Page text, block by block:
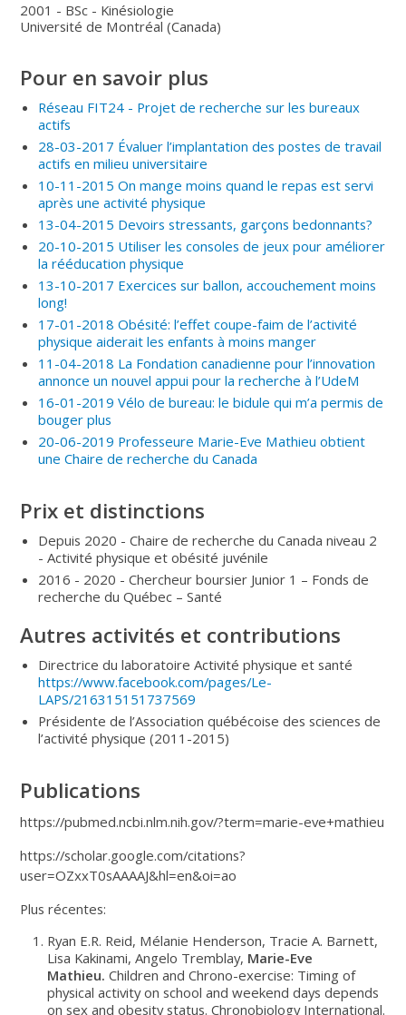
2001 - BSc - Kinésiologie
Université de Montréal (Canada)
Pour en savoir plus
Réseau FIT24 - Projet de recherche sur les bureaux
actifs
28-03-2017 Évaluer l’implantation des postes de travail
actifs en milieu universitaire
10-11-2015 On mange moins quand le repas est servi
après une activité physique
13-04-2015 Devoirs stressants, garçons bedonnants?
20-10-2015 Utiliser les consoles de jeux pour améliorer
la rééducation physique
13-10-2017 Exercices sur ballon, accouchement moins
long!
17-01-2018 Obésité: l’effet coupe-faim de l’activité
physique aiderait les enfants à moins manger
11-04-2018 La Fondation canadienne pour l’innovation
annonce un nouvel appui pour la recherche à l’UdeM
16-01-2019 Vélo de bureau: le bidule qui m’a permis de
bouger plus
20-06-2019 Professeure Marie-Eve Mathieu obtient
une Chaire de recherche du Canada
Prix et distinctions
Depuis 2020 - Chaire de recherche du Canada niveau 2
- Activité physique et obésité juvénile
2016 - 2020 - Chercheur boursier Junior 1 – Fonds de
recherche du Québec – Santé
Autres activités et contributions
Directrice du laboratoire Activité physique et santé
https://www.facebook.com/pages/Le-
LAPS/216315151737569
Présidente de l’Association québécoise des sciences de
l’activité physique (2011-2015)
Publications
https://pubmed.ncbi.nlm.nih.gov/?term=marie-eve+mathieu
https://scholar.google.com/citations?
user=OZxxT0sAAAAJ&hl=en&oi=ao
Plus récentes:
Ryan E.R. Reid, Mélanie Henderson, Tracie A. Barnett,
Lisa Kakinami, Angelo Tremblay, Marie-Eve
Mathieu. Children and Chrono-exercise: Timing of
physical activity on school and weekend days depends
on sex and obesity status. Chronobiology International.